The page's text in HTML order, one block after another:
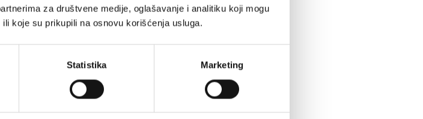
za društvene medije, oglašavanje i analitiku koji mogu
koje su prikupili na osnovu korišćenja usluga.
Statistika Marketing